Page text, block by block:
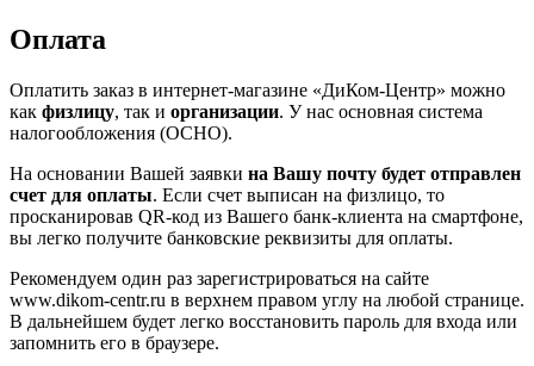
Оплата
Оплатить заказ в интернет-магазине «ДиКом-Центр» можно
как физлицу, так и организации. У нас основная система
налогообложения (ОСНО).
На основании Вашей заявки на Вашу почту будет отправлен
счет для оплаты. Если счет выписан на физлицо, то
просканировав QR-код из Вашего банк-клиента на смартфоне,
вы легко получите банковские реквизиты для оплаты.
Рекомендуем один раз зарегистрироваться на сайте
www.dikom-centr.ru в верхнем правом углу на любой странице.
В дальнейшем будет легко восстановить пароль для входа или
запомнить его в браузере.